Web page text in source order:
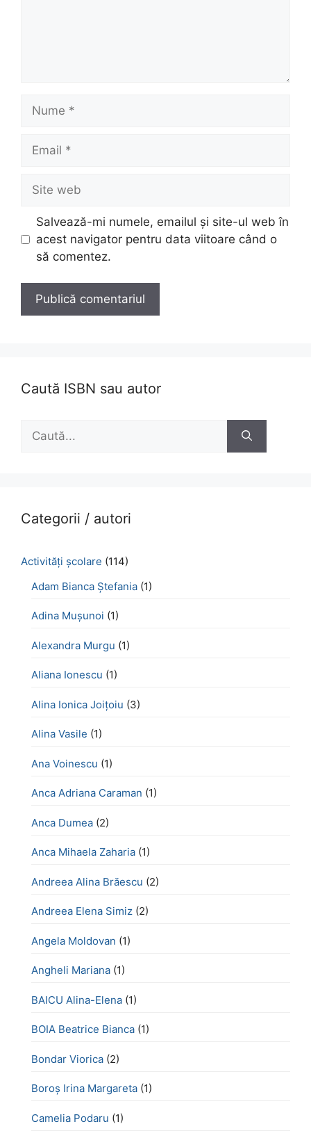
web
Salvează-mi numele, emailul și site-ul web în
acest navigator pentru data viitoare când o
să comentez.
Caută ISBN sau autor
Caută
Categorii / autori
Activităţi şcolare (114)
Adam Bianca Ștefania (1)
Adina Mușunoi (1)
Alexandra Murgu (1)
Aliana Ionescu (1)
Alina Ionica Joițoiu (3)
Alina Vasile (1)
Ana Voinescu (1)
Anca Adriana Caraman (1)
Anca Dumea (2)
Anca Mihaela Zaharia (1)
Andreea Alina Brăescu (2)
Andreea Elena Simiz (2)
Angela Moldovan (1)
Angheli Mariana (1)
BAICU Alina-Elena (1)
BOIA Beatrice Bianca (1)
Bondar Viorica (2)
Boroş Irina Margareta (1)
Camelia Podaru (1)